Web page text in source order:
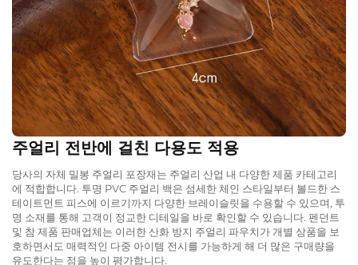
주얼리 전반에 걸친 다용도 적용
당사의 자체 밀봉 주얼리 포장재는 주얼리 산업 내 다양한 제품 카테고리
에 적합합니다. 투명 PVC 주얼리 백은 섬세한 체인 스타일부터 볼드한 스
테이트먼트 피스에 이르기까지 다양한 브레이슬릿을 수용할 수 있으며, 투
명 소재를 통해 고객이 정교한 디테일을 바로 확인할 수 있습니다. 펜던트
및 참 제품 판매업체는 이러한 산화 방지 주얼리 파우치가 개별 상품을 보
호하면서도 매력적인 다중 아이템 전시를 가능하게 해 더 많은 구매량을
유도한다는 점을 높이 평가합니다.